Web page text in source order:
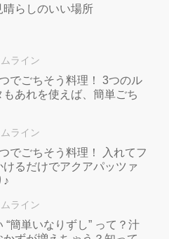
らしのいい場所
ライン
でごちそう料理！ 3つのル
もあれを使えば、簡単ごち
ライン
でごちそう料理！ 入れてフ
けるだけでアクアパッツァ
♪
ライン
“簡単いなりずし” って？汁